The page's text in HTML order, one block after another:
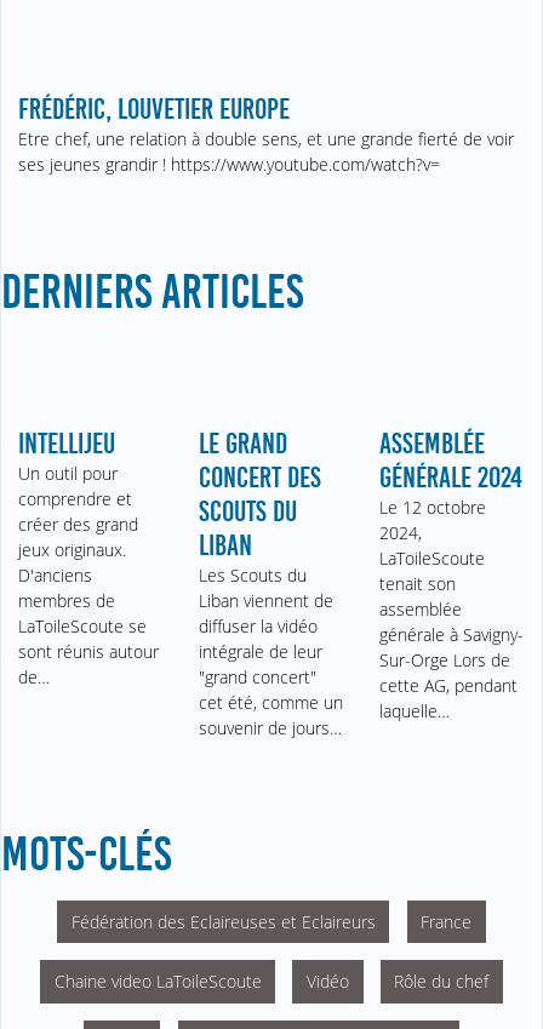
FRÉDÉRIC, LOUVETIER EUROPE
Etre chef, une relation à double sens, et une grande fierté de voir
ses jeunes grandir ! https://www.youtube.com/watch?v=
DERNIERS ARTICLES
INTELLIJEU
Un outil pour
comprendre et
créer des grand
jeux originaux.
D'anciens
membres de
LaToileScoute se
sont réunis autour
de…
LE GRAND
CONCERT DES
SCOUTS DU
LIBAN
Les Scouts du
Liban viennent de
diffuser la vidéo
intégrale de leur
"grand concert"
cet été, comme un
souvenir de jours…
ASSEMBLÉE
GÉNÉRALE 2024
Le 12 octobre
2024,
LaToileScoute
tenait son
assemblée
générale à Savigny-
Sur-Orge Lors de
cette AG, pendant
laquelle…
MOTS-CLÉS
Fédération des Eclaireuses et Eclaireurs France
Chaine video LaToileScoute Vidéo Rôle du chef